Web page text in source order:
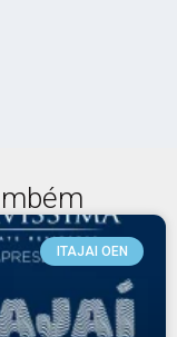
ITAJAI OEN